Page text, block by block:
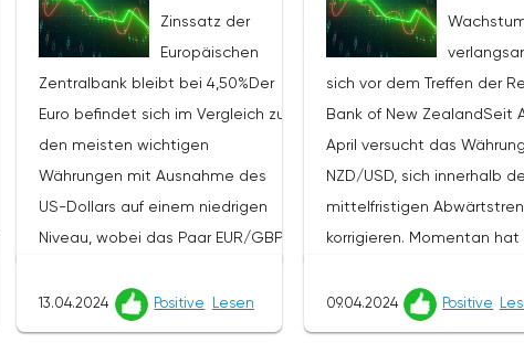
Zinssatz der
Europäischen
Zentralbank bleibt bei 4,50%Der
Euro befindet sich im Vergleich zu
den meisten wichtigen
Währungen mit Ausnahme des
US-Dollars auf einem niedrigen
Niveau, wobei das Paar EUR/GBP
Korrekturbewegung zeigt und sich
bei 0.8541 befindet.Auf der
13.04.2024 Positive Lesen
sich vor dem Treffen der
Bank of New ZealandSeit
April versucht das
NZD/USD, sich innerhalb
mittelfristigen
korrigieren. Momentan hat
0.6042 (Murray-Niveau [2/
verlangsamt, in Erwartung
09.04.2024 Positive